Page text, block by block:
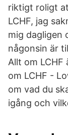
riktigt roligt
LCHF, jag
mig dagligen
någonsin är
Allt om LCHF
om LCHF -
om vad du
igång och